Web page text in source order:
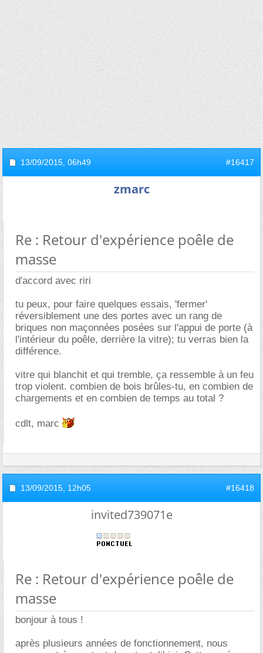
13/09/2015, 06h49 #16417
zmarc
Re : Retour d'expérience poêle de
masse
d'accord avec riri
tu peux, pour faire quelques essais, 'fermer'
réversiblement une des portes avec un rang de
briques non maçonnées posées sur l'appui de porte (à
l'intérieur du poêle, derrière la vitre); tu verras bien la
différence.
vitre qui blanchit et qui tremble, ça ressemble à un feu
trop violent. combien de bois brûles-tu, en combien de
chargements et en combien de temps au total ?
cdlt, marc
13/09/2015, 12h05 #16418
invited739071e
Re : Retour d'expérience poêle de
masse
bonjour à tous !
après plusieurs années de fonctionnement, nous